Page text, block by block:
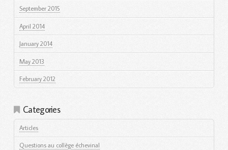
September 2015
April 2014
January 2014
May 2013
February 2012
Categories
Articles
Questions au collège échevinal